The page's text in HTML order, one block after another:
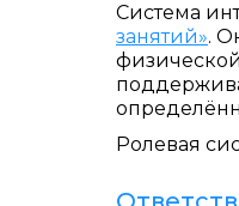
Система
занятий».
Ролевая